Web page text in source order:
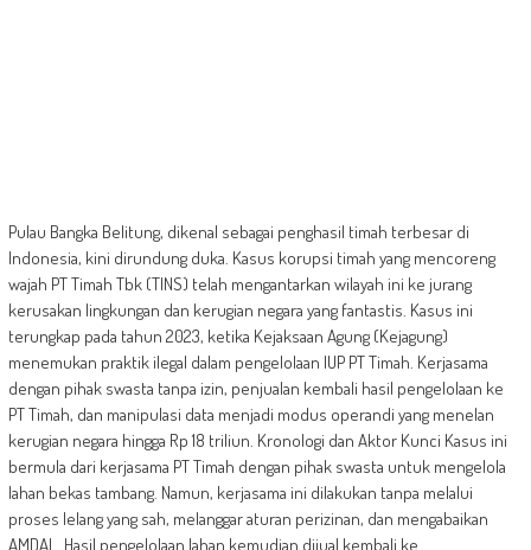
Pulau Bangka Belitung, dikenal sebagai penghasil timah terbesar di
Indonesia, kini dirundung duka. Kasus korupsi timah yang mencoreng
wajah PT Timah Tbk (TINS) telah mengantarkan wilayah ini ke jurang
kerusakan lingkungan dan kerugian negara yang fantastis. Kasus ini
terungkap pada tahun 2023, ketika Kejaksaan Agung (Kejagung)
menemukan praktik ilegal dalam pengelolaan IUP PT Timah. Kerjasama
dengan pihak swasta tanpa izin, penjualan kembali hasil pengelolaan ke
PT Timah, dan manipulasi data menjadi modus operandi yang menelan
kerugian negara hingga Rp 18 triliun. Kronologi dan Aktor Kunci Kasus ini
bermula dari kerjasama PT Timah dengan pihak swasta untuk mengelola
lahan bekas tambang. Namun, kerjasama ini dilakukan tanpa melalui
proses lelang yang sah, melanggar aturan perizinan, dan mengabaikan
AMDAL. Hasil pengelolaan lahan kemudian dijual kembali ke